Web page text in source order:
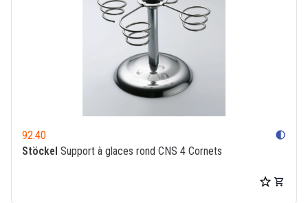
92.40 contrast
Stöckel Support à glaces rond CNS 4 Cornets